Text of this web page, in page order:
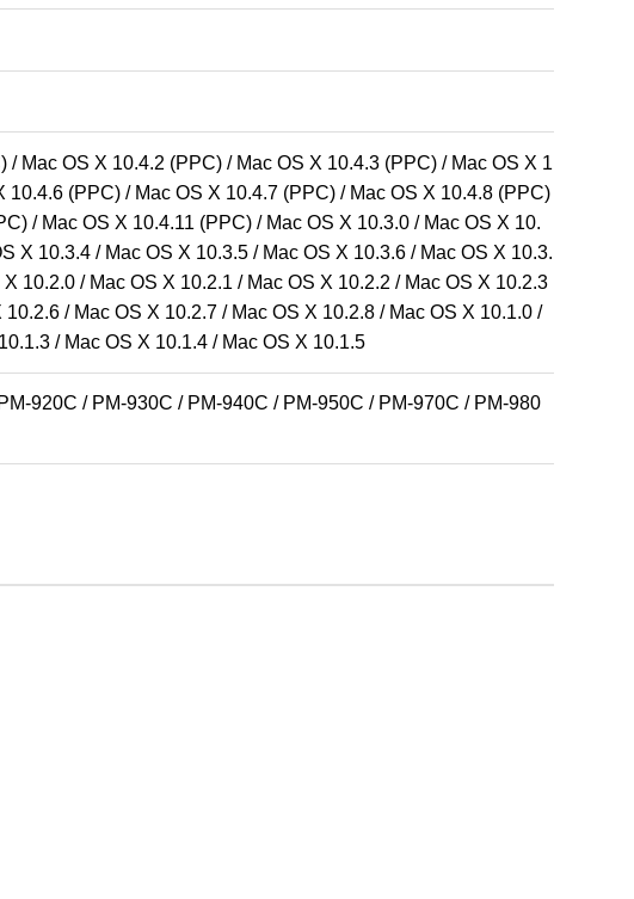
Mac OS X 10.4.2 (PPC) / Mac OS X 10.4.3 (PPC) / Mac OS X 1
(PPC) / Mac OS X 10.4.7 (PPC) / Mac OS X 10.4.8 (PPC)
/ Mac OS X 10.4.11 (PPC) / Mac OS X 10.3.0 / Mac OS X 10.
X 10.3.4 / Mac OS X 10.3.5 / Mac OS X 10.3.6 / Mac OS X 10.3.
10.2.0 / Mac OS X 10.2.1 / Mac OS X 10.2.2 / Mac OS X 10.2.3
/ Mac OS X 10.2.7 / Mac OS X 10.2.8 / Mac OS X 10.1.0 /
/ Mac OS X 10.1.4 / Mac OS X 10.1.5
920C / PM-930C / PM-940C / PM-950C / PM-970C / PM-980